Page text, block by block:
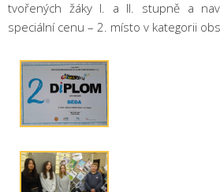
tvořených žáky I. a II. stupně a
speciální cenu – 2. místo v kategorii